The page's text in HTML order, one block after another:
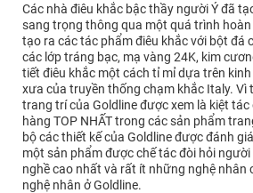
Các nhà điêu khắc bậc thầy người Ý đã
sang trọng thông qua một quá trình
tạo ra các tác phẩm điêu khắc với bột đá
các lớp tráng bạc, mạ vàng 24K, kim
tiết điêu khắc một cách tỉ mỉ dựa trên
xưa của truyền thống chạm khắc Italy. Vì
trang trí của Goldline được xem là kiệt
hàng TOP NHẤT trong các sản phẩm
bộ các thiết kế của Goldline được đánh
một sản phẩm được chế tác đòi hỏi
nghề cao nhất và rất ít những nghệ nhân
nghệ nhân ở Goldline.